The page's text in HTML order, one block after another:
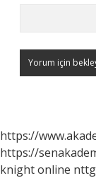
https://
https://
knight online